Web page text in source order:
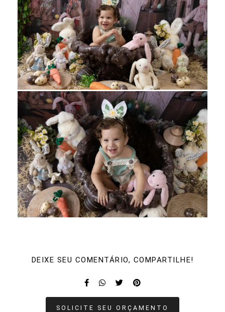
DEIXE SEU COMENTÁRIO, COMPARTILHE!
SOLICITE SEU ORÇAMENTO